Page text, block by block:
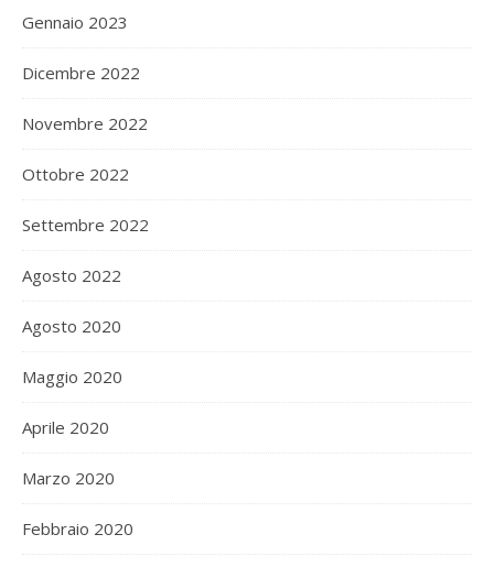
Gennaio 2023
Dicembre 2022
Novembre 2022
Ottobre 2022
Settembre 2022
Agosto 2022
Agosto 2020
Maggio 2020
Aprile 2020
Marzo 2020
Febbraio 2020